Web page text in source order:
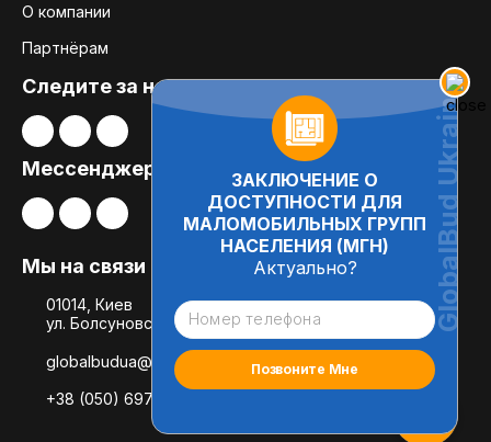
ЗАКЛЮЧЕНИЕ О
ДОСТУПНОСТИ ДЛЯ
МАЛОМОБИЛЬНЫХ ГРУПП
НАСЕЛЕНИЯ (МГН)
Актуально?
О компании
Партнёрам
Следите за нами:
Мессенджеры
Мы на связи
01014, Киев
ул. Болсуновская, 8, офис 21
globalbudua@gmail.com
+38 (050) 697-78-54